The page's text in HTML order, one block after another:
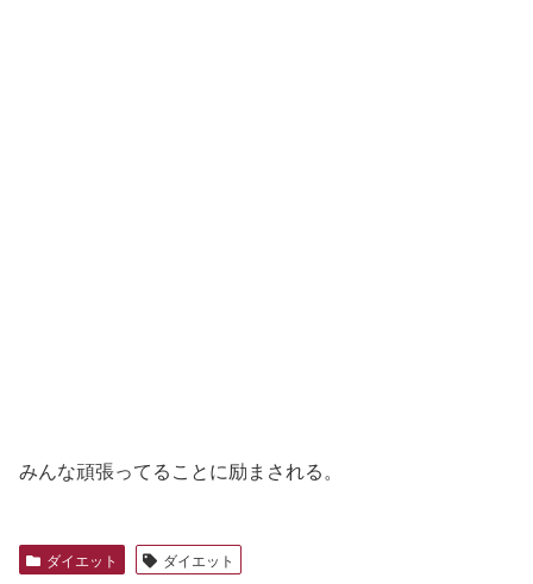
みんな頑張ってることに励まされる。
ダイエット ダイエット